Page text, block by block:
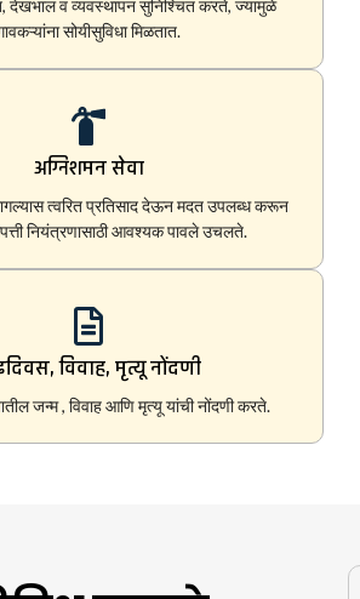
देखभाल व व्यवस्थापन सुनिश्चित करते, ज्यामुळे
सोयीसुविधा मिळतात.
अग्निशमन सेवा
त्वरित प्रतिसाद देऊन मदत उपलब्ध करून
नियंत्रणासाठी आवश्यक पावले उचलते.
विवाह, मृत्यू नोंदणी
जन्म , विवाह आणि मृत्यू यांची नोंदणी करते.